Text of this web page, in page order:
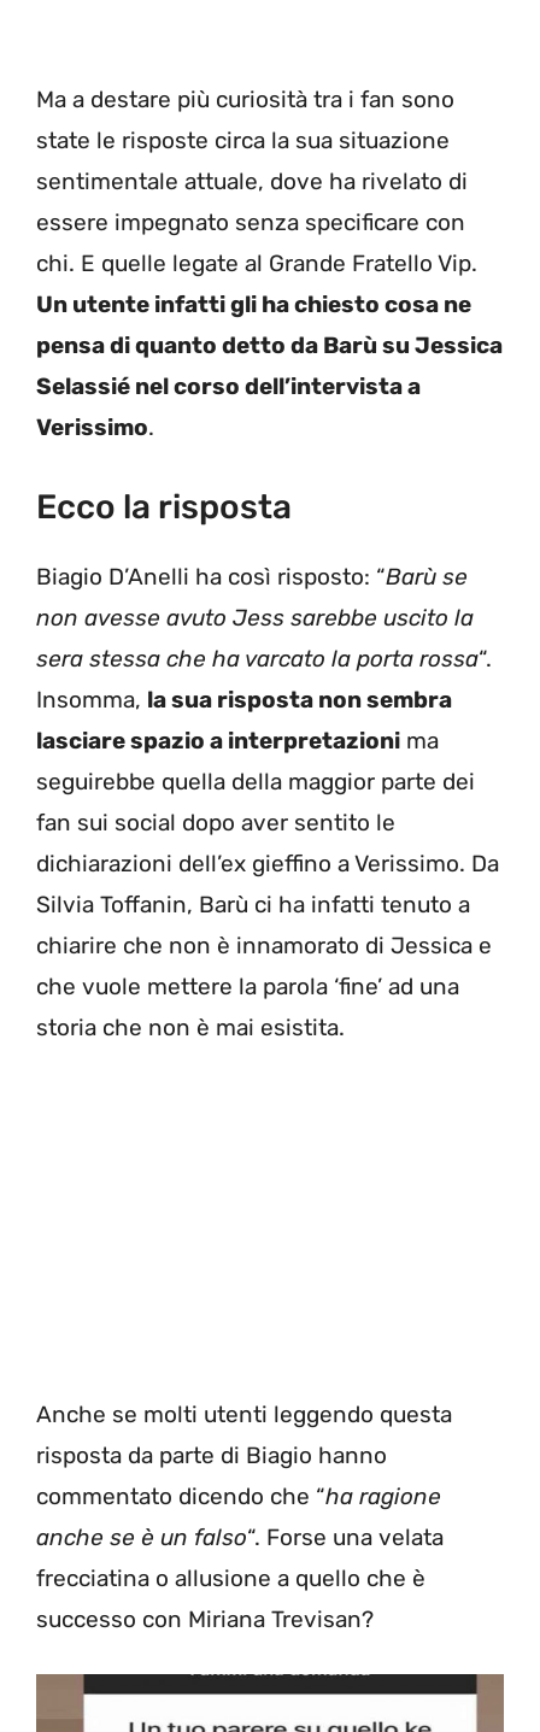
Ma a destare più curiosità tra i fan sono
state le risposte circa la sua situazione
sentimentale attuale, dove ha rivelato di
essere impegnato senza specificare con
chi. E quelle legate al Grande Fratello Vip.
Un utente infatti gli ha chiesto cosa ne
pensa di quanto detto da Barù su Jessica
Selassié nel corso dell’intervista a
Verissimo.
Ecco la risposta
Biagio D’Anelli ha così risposto: “Barù se
non avesse avuto Jess sarebbe uscito la
sera stessa che ha varcato la porta rossa“.
Insomma, la sua risposta non sembra
lasciare spazio a interpretazioni ma
seguirebbe quella della maggior parte dei
fan sui social dopo aver sentito le
dichiarazioni dell’ex gieffino a Verissimo. Da
Silvia Toffanin, Barù ci ha infatti tenuto a
chiarire che non è innamorato di Jessica e
che vuole mettere la parola ‘fine’ ad una
storia che non è mai esistita.
Anche se molti utenti leggendo questa
risposta da parte di Biagio hanno
commentato dicendo che “ha ragione
anche se è un falso“. Forse una velata
frecciatina o allusione a quello che è
successo con Miriana Trevisan?